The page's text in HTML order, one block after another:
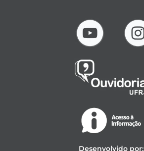
Desenvolvido por: